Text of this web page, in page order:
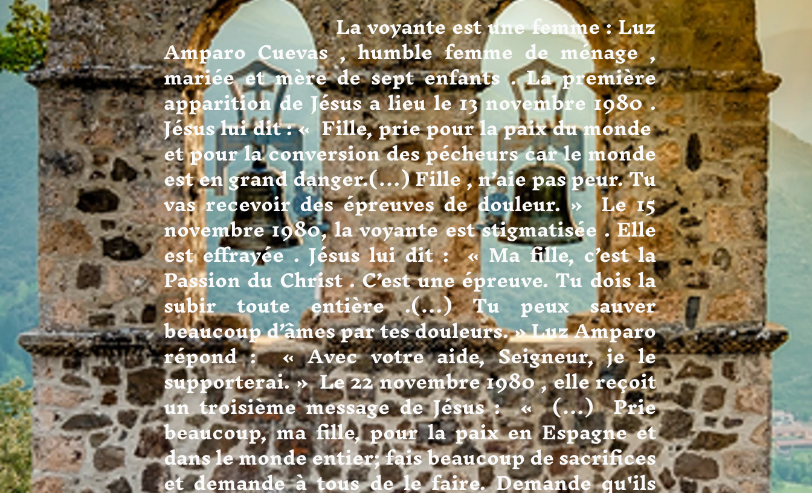
La voyante est une femme : Luz
Amparo Cuevas , humble femme de ménage ,
mariée et mère de sept enfants . La première
apparition de Jésus a lieu le 13 novembre 1980 .
Jésus lui dit : « Fille, prie pour la paix du monde
et pour la conversion des pécheurs car le monde
est en grand danger.(…) Fille , n’aie pas peur. Tu
vas recevoir des épreuves de douleur. » Le 15
novembre 1980, la voyante est stigmatisée . Elle
est effrayée . Jésus lui dit : « Ma fille, c’est la
Passion du Christ . C’est une épreuve. Tu dois la
subir toute entière .(…) Tu peux sauver
beaucoup d’âmes par tes douleurs. » Luz Amparo
répond : « Avec votre aide, Seigneur, je le
supporterai. » Le 22 novembre 1980 , elle reçoit
un troisième message de Jésus : « (…) Prie
beaucoup, ma fille, pour la paix en Espagne et
dans le monde entier; fais beaucoup de sacrifices
et demande à tous de le faire. Demande qu'ils